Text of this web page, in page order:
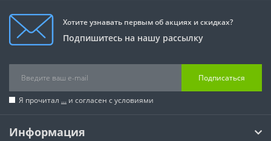
Хотите узнавать первым об акциях и скидках?
Подпишитесь на нашу рассылку
Подписаться
Я прочитал ... и согласен с условиями
Информация